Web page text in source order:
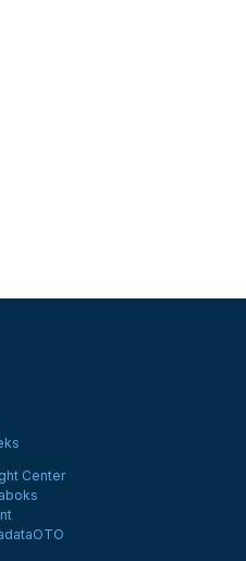
Center